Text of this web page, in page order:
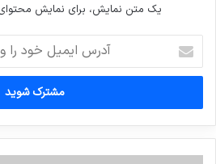
یک متن نمایش، برای نمایش
ایمیل
خود
وارد
کنید